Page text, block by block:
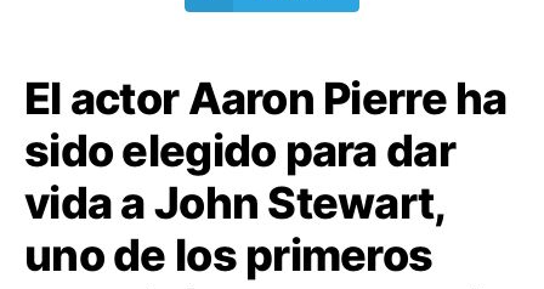
El actor Aaron Pierre ha
sido elegido para dar
vida a John Stewart,
uno de los primeros